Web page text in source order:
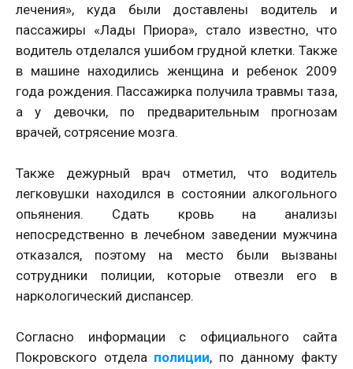
лечения», куда были доставлены водитель и
пассажиры «Лады Приора», стало известно, что
водитель отделался ушибом грудной клетки. Также
в машине находились женщина и ребенок 2009
года рождения. Пассажирка получила травмы таза,
а у девочки, по предварительным прогнозам
врачей, сотрясение мозга.
Также дежурный врач отметил, что водитель
легковушки находился в состоянии алкогольного
опьянения. Сдать кровь на анализы
непосредственно в лечебном заведении мужчина
отказался, поэтому на место были вызваны
сотрудники полиции, которые отвезли его в
наркологический диспансер.
Согласно информации с официального сайта
Покровского отдела полиции, по данному факту